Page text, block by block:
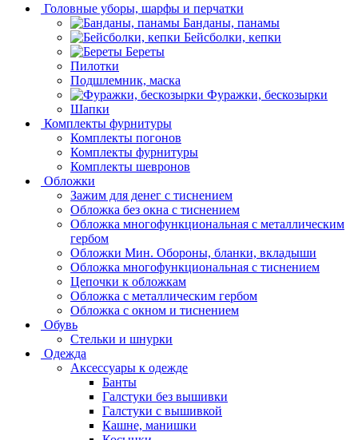
Головные уборы, шарфы и перчатки
Банданы, панамы
Бейсболки, кепки
Береты
Пилотки
Подшлемник, маска
Фуражки, бескозырки
Шапки
Комплекты фурнитуры
Комплекты погонов
Комплекты фурнитуры
Комплекты шевронов
Обложки
Зажим для денег с тиснением
Обложка без окна с тиснением
Обложка многофункциональная с металлическим
гербом
Обложки Мин. Обороны, бланки, вкладыши
Обложка многофункциональная с тиснением
Цепочки к обложкам
Обложка с металлическим гербом
Обложка с окном и тиснением
Обувь
Стельки и шнурки
Одежда
Аксессуары к одежде
Банты
Галстуки без вышивки
Галстуки с вышивкой
Кашне, манишки